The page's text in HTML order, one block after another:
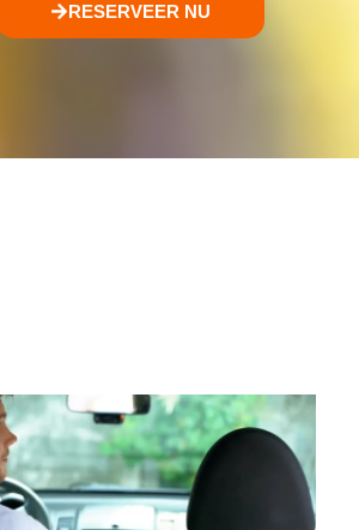
RESERVEER NU